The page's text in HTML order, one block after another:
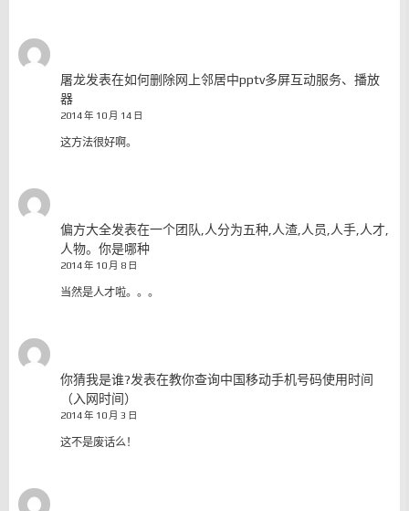
屠龙发表在如何删除网上邻居中pptv多屏互动服务、播放
器
2014 年 10 月 14 日
这方法很好啊。
偏方大全发表在一个团队,人分为五种,人渣,人员,人手,人才,
人物。你是哪种
2014 年 10 月 8 日
当然是人才啦。。。
你猜我是谁?发表在教你查询中国移动手机号码使用时间
（入网时间）
2014 年 10 月 3 日
这不是废话么！